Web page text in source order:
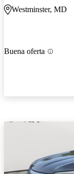
Westminster, MD
Buena oferta